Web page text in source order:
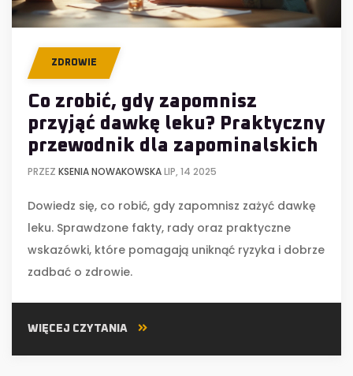
ZDROWIE
Co zrobić, gdy zapomnisz
przyjąć dawkę leku? Praktyczny
przewodnik dla zapominalskich
PRZEZ KSENIA NOWAKOWSKALIP, 14 2025
Dowiedz się, co robić, gdy zapomnisz zażyć dawkę
leku. Sprawdzone fakty, rady oraz praktyczne
wskazówki, które pomagają uniknąć ryzyka i dobrze
zadbać o zdrowie.
WIĘCEJ CZYTANIA